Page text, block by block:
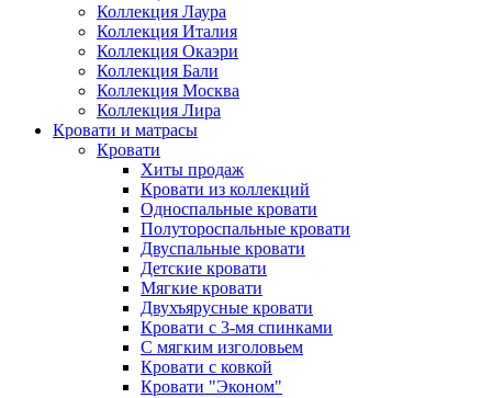
Коллекция Лаура
Коллекция Италия
Коллекция Окаэри
Коллекция Бали
Коллекция Москва
Коллекция Лира
Кровати и матрасы
Кровати
Хиты продаж
Кровати из коллекций
Односпальные кровати
Полутороспальные кровати
Двуспальные кровати
Детские кровати
Мягкие кровати
Двухъярусные кровати
Кровати с 3-мя спинками
С мягким изголовьем
Кровати с ковкой
Кровати "Эконом"